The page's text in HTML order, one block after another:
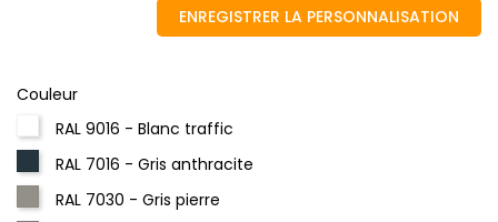
ENREGISTRER LA PERSONNALISATION
Couleur
RAL 9016 - Blanc traffic
RAL 7016 - Gris anthracite
RAL 7030 - Gris pierre